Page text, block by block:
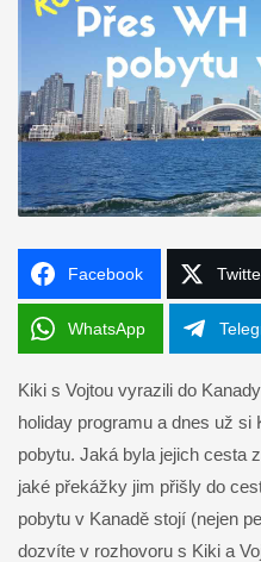
Facebook
WhatsApp
Kiki s Vojtou vyrazili do
holiday programu a dnes už
pobytu. Jaká byla jejich cesta
jaké překážky jim přišly do
pobytu v Kanadě stojí (nejen
dozvíte v rozhovoru s Kiki a